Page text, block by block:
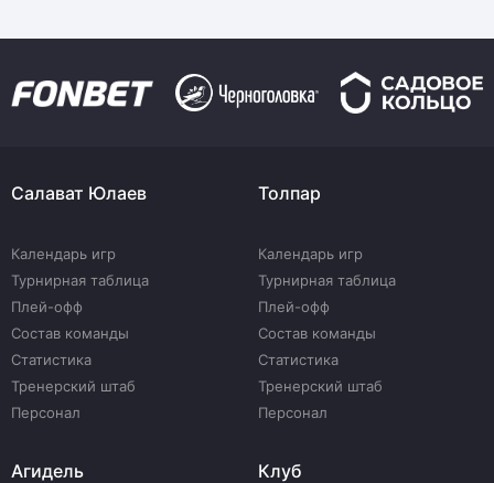
Салават Юлаев
Календарь игр
Турнирная таблица
Плей-офф
Состав команды
Статистика
Тренерский штаб
Персонал
Толпар
Календарь игр
Турнирная таблица
Плей-офф
Состав команды
Статистика
Тренерский штаб
Персонал
Агидель Клуб